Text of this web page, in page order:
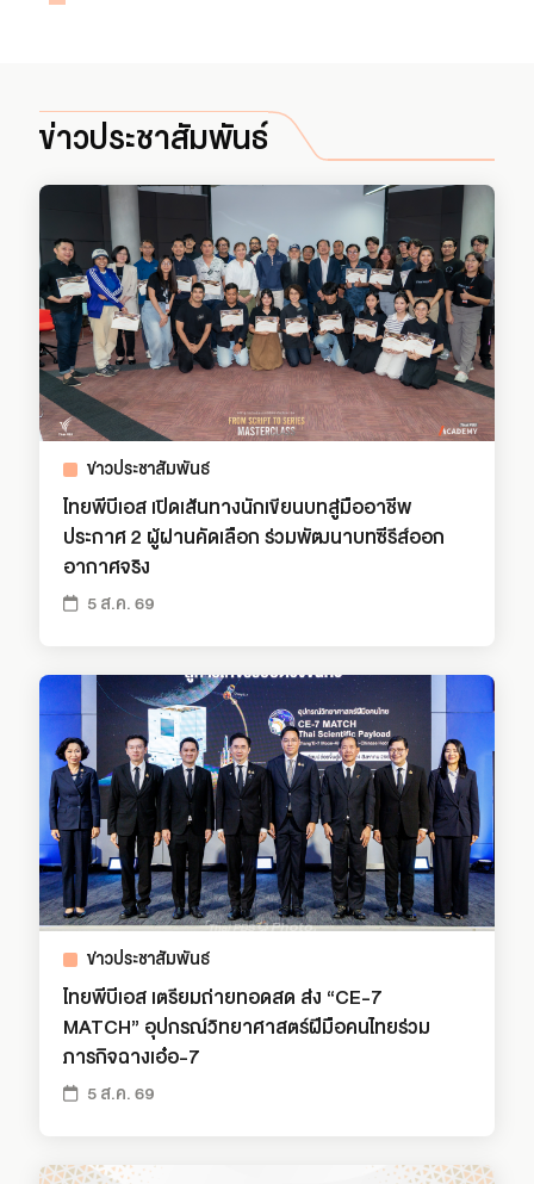
ข่าวประชาสัมพันธ์
ข่าวประชาสัมพันธ์
ไทยพีบีเอส เปิดเส้นทางนักเขียนบทสู่มืออาชีพ
ประกาศ 2 ผู้ผ่านคัดเลือก ร่วมพัฒนาบทซีรีส์ออก
อากาศจริง
5 ส.ค. 69
ข่าวประชาสัมพันธ์
ไทยพีบีเอส เตรียมถ่ายทอดสด ส่ง “CE-7
MATCH” อุปกรณ์วิทยาศาสตร์ฝีมือคนไทยร่วม
ภารกิจฉางเอ๋อ-7
5 ส.ค. 69